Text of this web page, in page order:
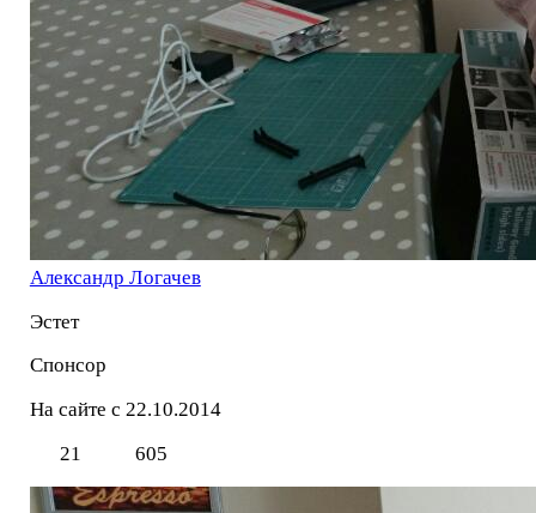
Александр Логачев
Эстет
Спонсор
На сайте с 22.10.2014
21
605